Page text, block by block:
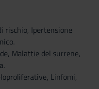
rischio, Ipertensione
Malattie del surrene,
Linfomi,